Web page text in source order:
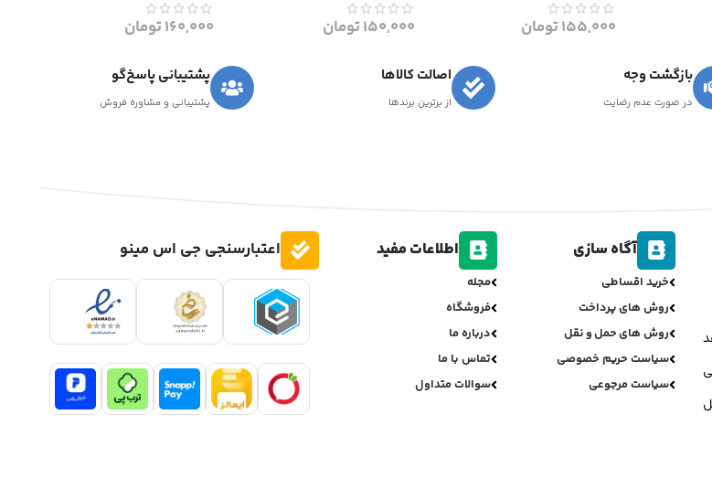
155,000تومان 150,000تومان 160,000تومان
بازگشت وجه
در صورت عدم رضایت
اصالت کالاها
از برترین برندها
پشتیبانی پاسخ‌گو
پشتیبانی و مشاوره فروش
آگاه سازی
خرید اقساطی
روش های پرداخت
روش های حمل و نقل
سیاست حریم خصوصی
سیاست مرجوعی
اطلاعات مفید
مجله
فروشگاه
درباره ما
تماس با ما
سوالات متداول
اعتبارسنجی جی اس مینو